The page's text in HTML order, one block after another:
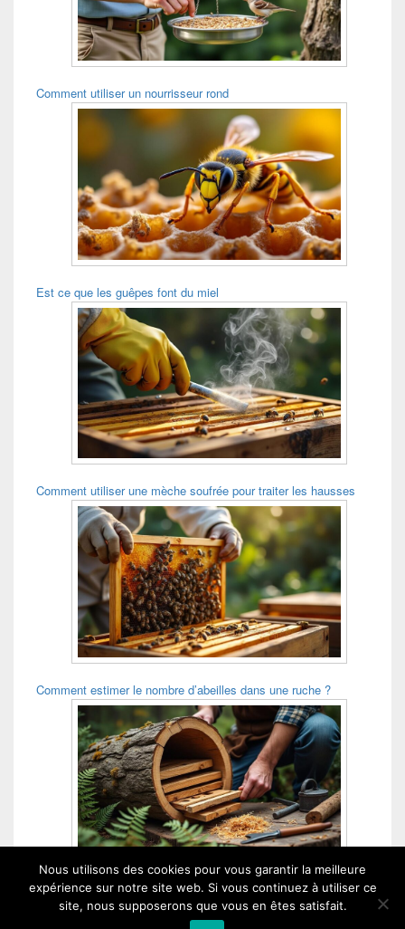
Comment utiliser un nourrisseur rond
Est ce que les guêpes font du miel
Comment utiliser une mèche soufrée pour traiter les hausses
Comment estimer le nombre d’abeilles dans une ruche ?
Comment construire une ruche tronc ?
Nous utilisons des cookies pour vous garantir la meilleure
expérience sur notre site web. Si vous continuez à utiliser ce
site, nous supposerons que vous en êtes satisfait.